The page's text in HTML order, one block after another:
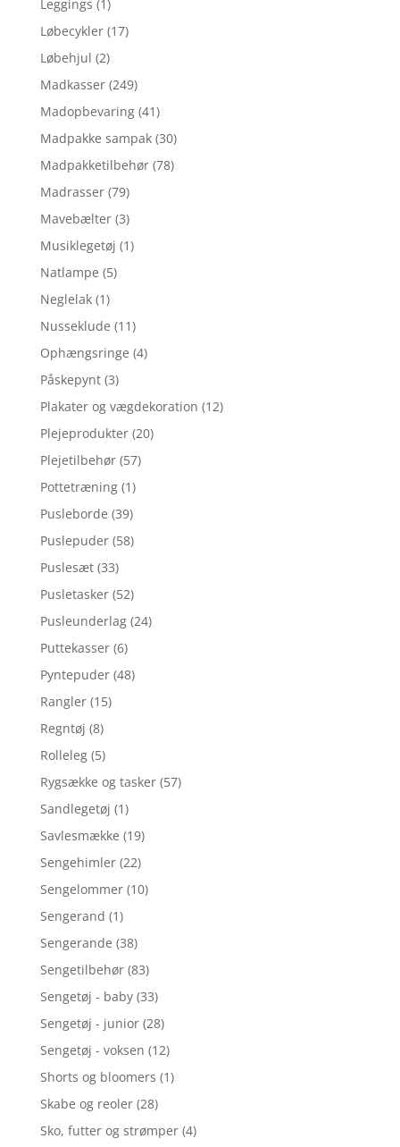
Leggings (1)
Løbecykler (17)
Løbehjul (2)
Madkasser (249)
Madopbevaring (41)
Madpakke sampak (30)
Madpakketilbehør (78)
Madrasser (79)
Mavebælter (3)
Musiklegetøj (1)
Natlampe (5)
Neglelak (1)
Nusseklude (11)
Ophængsringe (4)
Påskepynt (3)
Plakater og vægdekoration (12)
Plejeprodukter (20)
Plejetilbehør (57)
Pottetræning (1)
Pusleborde (39)
Puslepuder (58)
Puslesæt (33)
Pusletasker (52)
Pusleunderlag (24)
Puttekasser (6)
Pyntepuder (48)
Rangler (15)
Regntøj (8)
Rolleleg (5)
Rygsække og tasker (57)
Sandlegetøj (1)
Savlesmække (19)
Sengehimler (22)
Sengelommer (10)
Sengerand (1)
Sengerande (38)
Sengetilbehør (83)
Sengetøj - baby (33)
Sengetøj - junior (28)
Sengetøj - voksen (12)
Shorts og bloomers (1)
Skabe og reoler (28)
Sko, futter og strømper (4)